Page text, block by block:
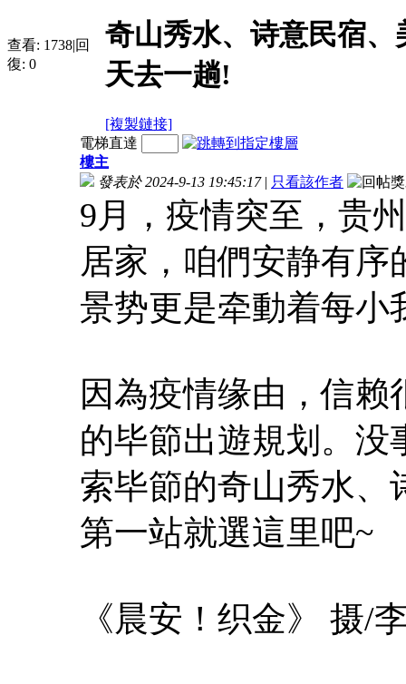
查看: 1738|回
復: 0
奇山秀水、诗意民宿
天去一趟!
[複製鏈接]
電梯直達
樓主
發表於 2024-9-13 19:45:17 | 只看該作者
9月，疫情突至，贵
居家，咱們安静有
景势更是牵動着每小
因為疫情缘由，信
的毕節出遊規划。没
索毕節的奇山秀水、
第一站就選這里吧~
《晨安！织金》 摄/